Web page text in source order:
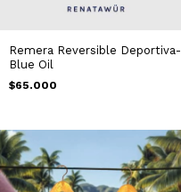
Remera Reversible Deportiva-
Blue Oil
$65.000